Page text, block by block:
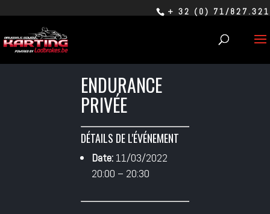
+ 32 (0) 71/827.321
ENDURANCE
PRIVÉE
DÉTAILS DE L'ÉVÉNEMENT
Date: 11/03/2022
20:00 – 20:30